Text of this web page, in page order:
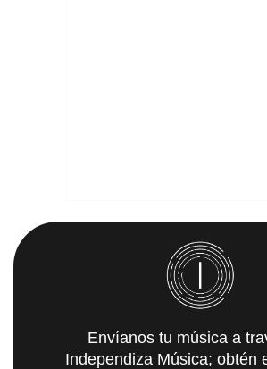
Envíanos tu música a
Independiza Música; obtén